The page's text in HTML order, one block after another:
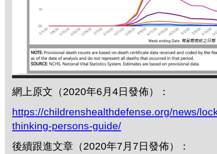
網上原文（2020年6月4日發佈）：
https://childrenshealthdefense.org/news/
thinking-persons-guide/
後續跟進文章（2020年7月7日發佈）：